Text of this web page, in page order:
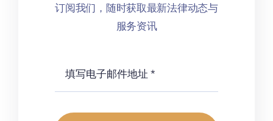
订阅我们，随时获取最新法律动态与
服务资讯